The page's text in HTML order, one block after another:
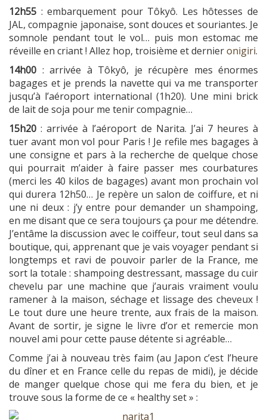
12h55 : embarquement pour Tôkyô. Les hôtesses de
JAL, compagnie japonaise, sont douces et souriantes. Je
somnole pendant tout le vol… puis mon estomac me
réveille en criant ! Allez hop, troisième et dernieronigiri.
14h00 : arrivée à Tôkyô, je récupère mes énormes
bagages et je prends la navette qui va me transporter
jusqu’à l’aéroport international (1h20). Une mini brick
de lait de soja pour me tenir compagnie…
15h20 : arrivée à l’aéroport de Narita. J’ai 7 heures à
tuer avant mon vol pour Paris ! Je refile mes bagages à
une consigne et pars à la recherche de quelque chose
qui pourrait m’aider à faire passer mes courbatures
(merci les 40 kilos de bagages) avant mon prochain vol
qui durera 12h50… Je repère un salon de coiffure, et ni
une ni deux : j’y entre pour demander un shampoing,
en me disant que ce sera toujours ça pour me détendre.
J’entâme la discussion avec le coiffeur, tout seul dans sa
boutique, qui, apprenant que je vais voyager pendant si
longtemps et ravi de pouvoir parler de la France, me
sort la totale : shampoing destressant, massage du cuir
chevelu par une machine que j’aurais vraiment voulu
ramener à la maison, séchage et lissage des cheveux !
Le tout dure une heure trente, aux frais de la maison.
Avant de sortir, je signe le livre d’or et remercie mon
nouvel ami pour cette pause détente si agréable…
Comme j’ai à nouveau très faim (au Japon c’est l’heure
du dîner et en France celle du repas de midi), je décide
de manger quelque chose qui me fera du bien, et je
trouve sous la forme de ce « healthy set » :